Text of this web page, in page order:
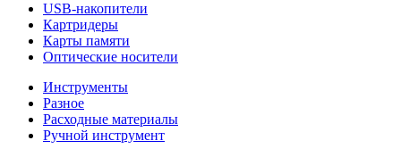
USB-накопители
Картридеры
Карты памяти
Оптические носители
Инструменты
Разное
Расходные материалы
Ручной инструмент